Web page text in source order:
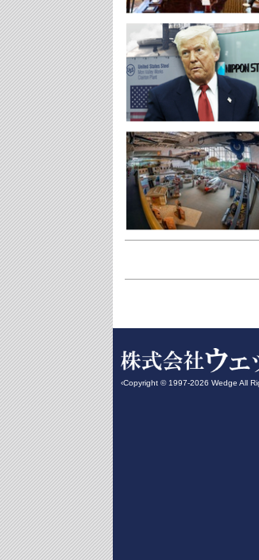
‹Copyright © 1997-2026 Wedge All